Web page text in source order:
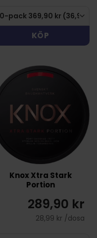
KÖP
Knox Xtra Stark
Portion
289,90 kr
28,99 kr /dosa